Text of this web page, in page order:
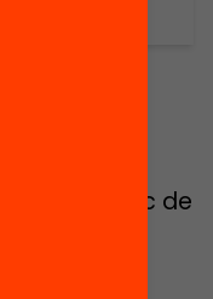
són les
a la
en el marc de